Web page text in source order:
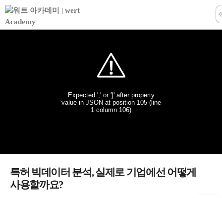
특허 빅데이터 분석, 실제로 기업에선 어떻게
사용할까요?
학습창